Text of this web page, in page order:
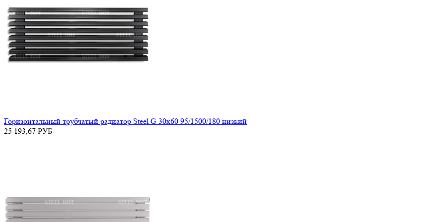
Горизонтальный трубчатый радиатор Steel G 30х60 95/1500/180 низкий
25 193,67 РУБ